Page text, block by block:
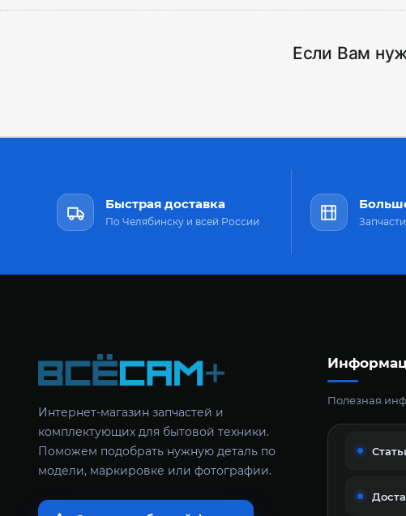
Если Вам
Быстрая доставка
По Челябинску и всей России
Интернет-магазин запчастей и
комплектующих для бытовой техники.
Поможем подобрать нужную деталь по
модели, маркировке или фотографии.
Полезная